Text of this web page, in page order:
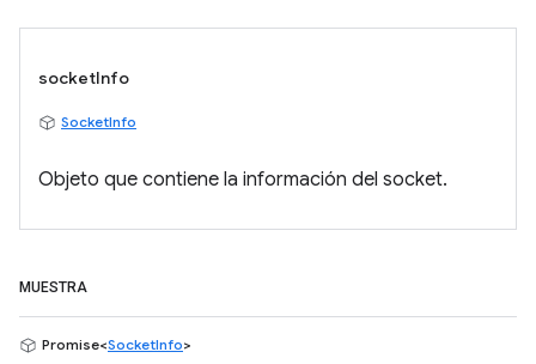
socketInfo
SocketInfo
Objeto que contiene la información del socket.
MUESTRA
Promise<SocketInfo>